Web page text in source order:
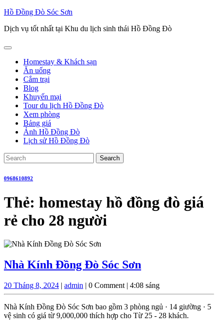
Skip
content
Hồ Đồng Đò Sóc Sơn
Dịch vụ tốt nhất tại Khu du lịch sinh thái Hồ Đồng Đò
Open
ButtonHomestay & Khách sạn
Ăn uống
Cắm trại
Blog
Khuyến mại
Tour du lịch Hồ Đồng Đò
Xem phòng
Bảng giá
Ảnh Hồ Đồng Đò
Lịch sử Hồ Đồng Đò
Close
Button
Search
for:
0968610892
Thẻ: homestay hồ đồng đò giá
rẻ cho 28 người
Nhà Kính Đồng Đò Sóc Sơn
Đồng
Đò
Sóc
20 Tháng 8, 202420
Tháng
8,
2024
| admin admin
| 0 Comment | 4:08 sáng
Nhà Kính Đồng Đò Sóc Sơn bao gồm 3 phòng ngủ · 14 giường · 5
vệ sinh có giá từ 9,000,000 thích hợp cho Từ 25 - 28 khách.